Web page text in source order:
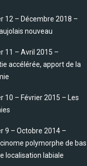
12 – Décembre 2018 –
nouveau
11 – Avril 2015 –
accélérée, apport de la
10 – Février 2015 – Les
9 – Octobre 2014 –
polymorphe de bas
localisation labiale